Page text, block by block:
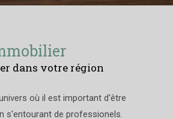
dans votre région
où il est important d'être
s'entourant de professionels.